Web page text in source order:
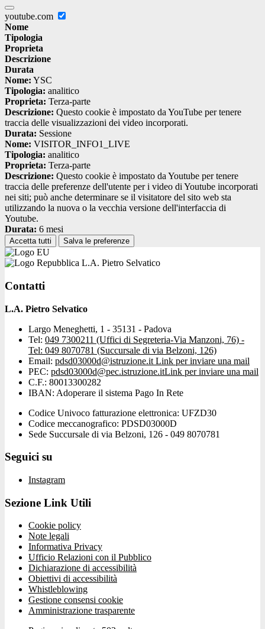
youtube.com
Nome
Tipologia
Proprieta
Descrizione
Durata
Nome: YSC
Tipologia: analitico
Proprieta: Terza-parte
Descrizione: Questo cookie è impostato da YouTube per tenere
traccia delle visualizzazioni dei video incorporati.
Durata: Sessione
Nome: VISITOR_INFO1_LIVE
Tipologia: analitico
Proprieta: Terza-parte
Descrizione: Questo cookie è impostato da Youtube per tenere
traccia delle preferenze dell'utente per i video di Youtube incorporati
nei siti; può anche determinare se il visitatore del sito web sta
utilizzando la nuova o la vecchia versione dell'interfaccia di
Youtube.
Durata: 6 mesi
Accetta tutti Salva le preferenze
L.A. Pietro Selvatico
Contatti
L.A. Pietro Selvatico
Largo Meneghetti, 1 - 35131 - Padova
Tel: 049 7300211 (Uffici di Segreteria-Via Manzoni, 76) -
Tel: 049 8070781 (Succursale di via Belzoni, 126)
Email: pdsd03000d@istruzione.it Link per inviare una mail
PEC: pdsd03000d@pec.istruzione.itLink per inviare una mail
C.F.: 80013300282
IBAN: Adoperare il sistema Pago In Rete
Codice Univoco fatturazione elettronica: UFZD30
Codice meccanografico: PDSD03000D
Sede Succursale di via Belzoni, 126 - 049 8070781
Seguici su
Instagram
Sezione Link Utili
Cookie policy
Note legali
Informativa Privacy
Ufficio Relazioni con il Pubblico
Dichiarazione di accessibilità
Obiettivi di accessibilità
Whistleblowing
Gestione consensi cookie
Amministrazione trasparente